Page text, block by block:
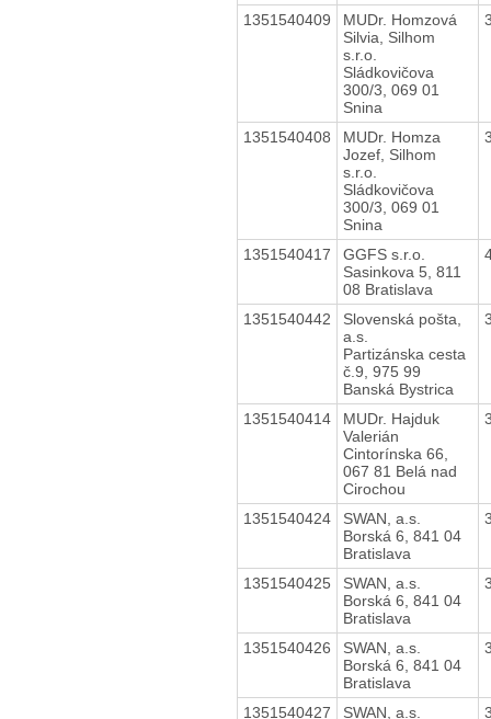
1351540409
MUDr. Homzová
Silvia, Silhom
s.r.o.
Sládkovičova
300/3, 069 01
Snina
1351540408
MUDr. Homza
Jozef, Silhom
s.r.o.
Sládkovičova
300/3, 069 01
Snina
1351540417
GGFS s.r.o.
Sasinkova 5, 811
08 Bratislava
1351540442
Slovenská pošta,
a.s.
Partizánska cesta
č.9, 975 99
Banská Bystrica
1351540414
MUDr. Hajduk
Valerián
Cintorínska 66,
067 81 Belá nad
Cirochou
1351540424
SWAN, a.s.
Borská 6, 841 04
Bratislava
1351540425
SWAN, a.s.
Borská 6, 841 04
Bratislava
1351540426
SWAN, a.s.
Borská 6, 841 04
Bratislava
1351540427 SWAN, a.s.